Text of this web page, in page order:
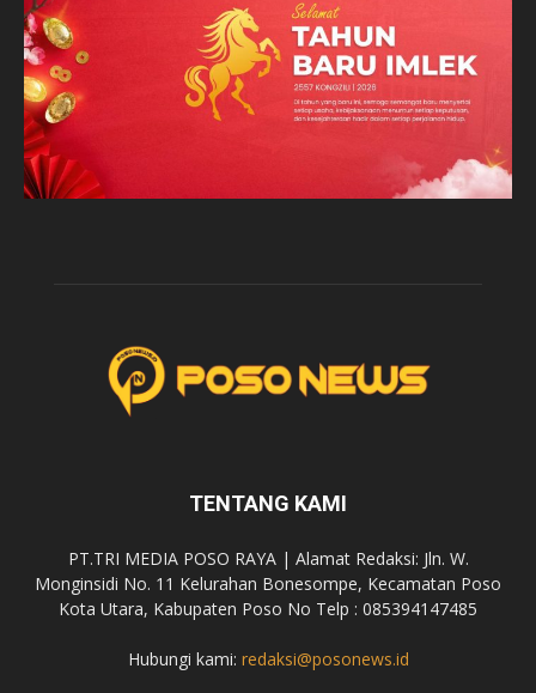
TENTANG KAMI
PT.TRI MEDIA POSO RAYA | Alamat Redaksi: Jln. W.
Monginsidi No. 11 Kelurahan Bonesompe, Kecamatan Poso
Kota Utara, Kabupaten Poso No Telp : 085394147485
Hubungi kami: redaksi@posonews.id